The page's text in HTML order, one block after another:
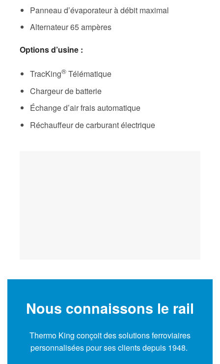
Panneau d’évaporateur à débit maximal
Alternateur 65 ampères
Options d’usine :
TracKing®Télématique
Chargeur de batterie
Échange d’air frais automatique
Réchauffeur de carburant électrique
Nous connaissons le rail
Thermo King conçoit des solutions ferroviaires
personnalisées pour ses clients depuis 1948.